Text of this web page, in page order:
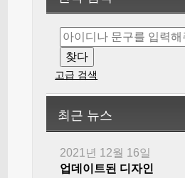
고급 검색
최근 뉴스
2021년 12월 16일
업데이트된 디자인